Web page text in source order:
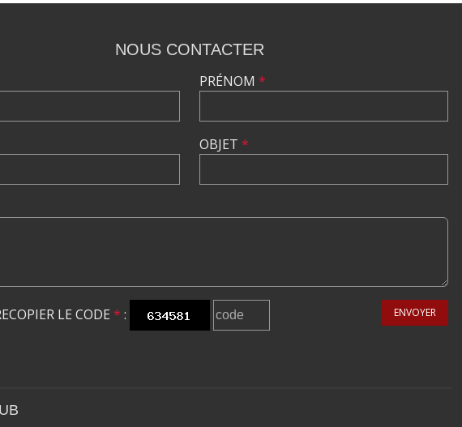
NOUS CONTACTER
PRÉNOM *
OBJET *
LE CODE * : ENVOYER